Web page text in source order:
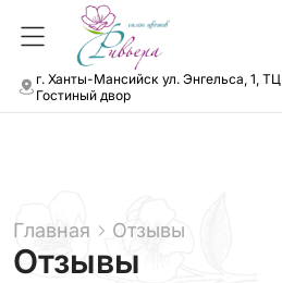
г. Ханты-Мансийск ул. Энгельса, 1, ТЦ
Гостиный двор
Главная Отзывы
Отзывы